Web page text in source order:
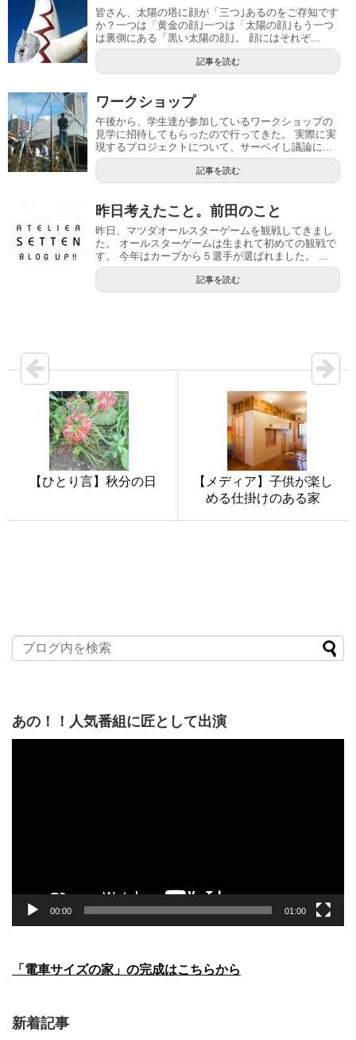
皆さん、太陽の塔に顔が「三つ｣あるのをご存知です
か？一つは「黄金の顔｣一つは「太陽の顔｣もう一つ
は裏側にある「黒い太陽の顔｣。 顔にはそれぞ...
記事を読む
ワークショップ
午後から、学生達が参加しているワークショップの
見学に招待してもらったので行ってきた。 実際に実
現するプロジェクトについて、サーベイし議論に...
記事を読む
昨日考えたこと。前田のこと
昨日、マツダオールスターゲームを観戦してきまし
た。 オールスターゲームは生まれて初めての観戦で
す。 今年はカープから５選手が選ばれました。 ...
記事を読む
【ひとり言】秋分の日
【メディア】子供が楽し
める仕掛けのある家
あの！！人気番組に匠として出演
00:00 01:00
「電車サイズの家」の完成はこちらから
新着記事